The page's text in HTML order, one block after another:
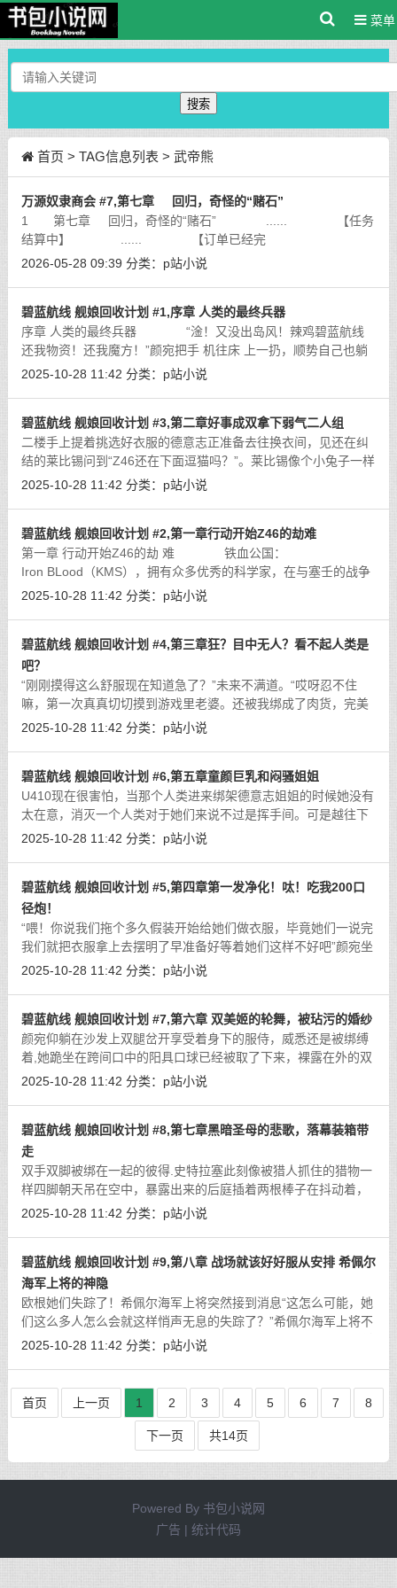
菜单
搜索
首页 > TAG信息列表 > 武帝熊
万源奴隶商会 #7,第七章 回归，奇怪的“赌石”
1 第七章 回归，奇怪的“赌石” ...... 【任务
结算中】 ...... 【订单已经完
成】 ...... 姓名：时雨 种 族：兽人（狼
2026-05-28 09:39 分类： p站小说
碧蓝航线 舰娘回收计划 #1,序章 人类的最终兵器
序章 人类的最终兵器 “淦！又没出岛风！辣鸡碧蓝航线
还我物资！还我魔方！”颜宛把手 机往床 上一扔，顺势自己也躺
了下去。现在是凌晨12点，本来是想趁每日刷新和月卡邮件的物
2025-10-28 11:42 分类： p站小说
碧蓝航线 舰娘回收计划 #3,第二章好事成双拿下弱气二人组
二楼手上提着挑选好衣服的德意志正准备去往换衣间，见还在纠
结的莱比锡问到“Z46还在下面逗猫吗？”。莱比锡像个小兔子一样
被吓了一跳红这个脸答到“不，不知道没看见她上来呢。”“那你下
2025-10-28 11:42 分类： p站小说
碧蓝航线 舰娘回收计划 #2,第一章行动开始Z46的劫难
第一章 行动开始Z46的劫 难 铁血公国：
Iron ВLood（KMS），拥有众多优秀的科学家，在与塞壬的战争
中获得了大量新技术，并着眼于对这些技术的进一步开发，这使
2025-10-28 11:42 分类： p站小说
碧蓝航线 舰娘回收计划 #4,第三章狂？目中无人？看不起人类是
吧？
“刚刚摸得这么舒服现在知道急了？”未来不满道。“哎呀忍不住
嘛，第一次真真切切摸到游戏里老婆。还被我绑成了肉货，完美
切合XP我能忍住已经很不错了！”“别废话了，里面的人汇报现在
2025-10-28 11:42 分类： p站小说
碧蓝航线 舰娘回收计划 #6,第五章童颜巨乳和闷骚姐姐
U410现在很害怕，当那个人类进来绑架德意志姐姐的时候她没有
太在意，消灭一个人类对于她们来说不过是挥手间。可是越往下
看U410越是感到害怕，不知道这个人类用了什么手段让姐姐们失
2025-10-28 11:42 分类： p站小说
碧蓝航线 舰娘回收计划 #5,第四章第一发净化！呔！吃我200口
径炮！
“喂！你说我们拖个多久假装开始给她们做衣服，毕竟她们一说完
我们就把衣服拿上去摆明了早准备好等着她们这样不好吧”颜宛坐
在沙发上把德意志拉到怀里正解开她旗袍胸前的搭扣。“等她们提
2025-10-28 11:42 分类： p站小说
碧蓝航线 舰娘回收计划 #7,第六章 双美姬的轮舞，被玷污的婚纱
颜宛仰躺在沙发上双腿岔开享受着身下的服侍，威悉还是被绑缚
着,她跪坐在跨间口中的阳具口球已经被取了下来，裸露在外的双
乳夹着颜宛再次立起的怒龙，被口环撑开的小嘴此刻正卖力含住
2025-10-28 11:42 分类： p站小说
碧蓝航线 舰娘回收计划 #8,第七章黑暗圣母的悲歌，落幕装箱带
走
双手双脚被绑在一起的彼得.史特拉塞此刻像被猎人抓住的猎物一
样四脚朝天吊在空中，暴露出来的后庭插着两根棒子在抖动着，
脑袋后仰长长的双马尾垂到地上，颜宛正扶着她的脑袋手中巨大
2025-10-28 11:42 分类： p站小说
碧蓝航线 舰娘回收计划 #9,第八章 战场就该好好服从安排 希佩尔
海军上将的神隐
欧根她们失踪了！希佩尔海军上将突然接到消息“这怎么可能，她
们这么多人怎么会就这样悄声无息的失踪了？”希佩尔海军上将不
敢相信自己的耳朵。“是在商业街失踪的可能和人类有关，30分钟
2025-10-28 11:42 分类： p站小说
首页 上一页 1 2 3 4 5 6 7 8
下一页 共14页
Powered By 书包小说网
广告 | 统计代码